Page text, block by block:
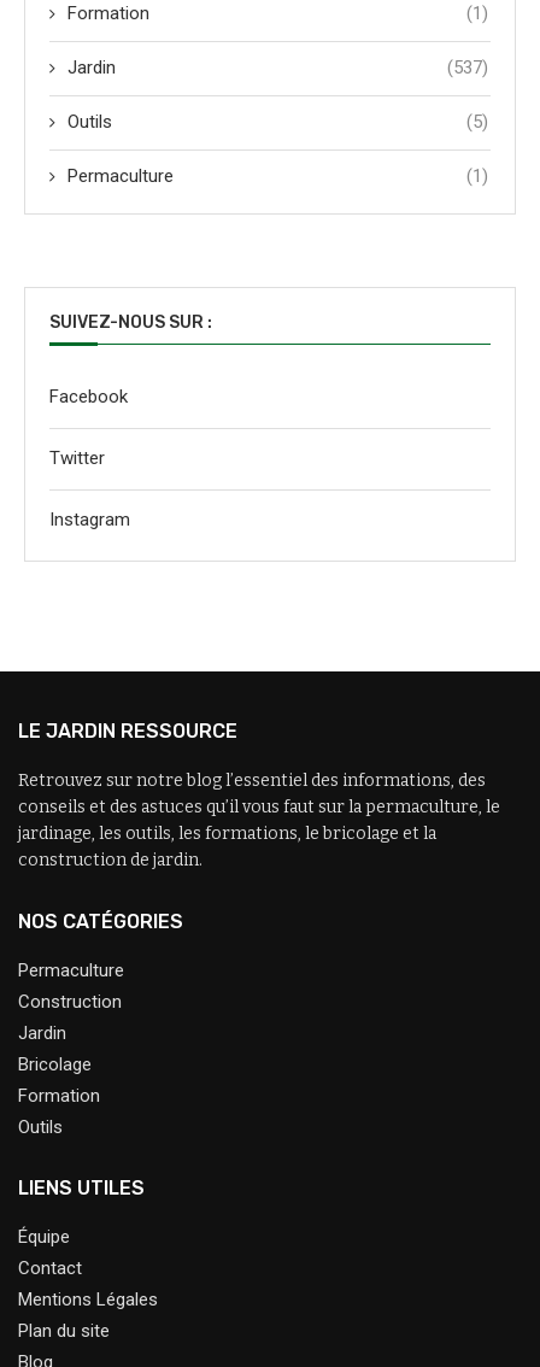
Formation (1)
Jardin (537)
Outils (5)
Permaculture (1)
SUIVEZ-NOUS SUR :
Facebook
Twitter
Instagram
LE JARDIN RESSOURCE
Retrouvez sur notre blog l’essentiel des informations, des
conseils et des astuces qu’il vous faut sur la permaculture, le
jardinage, les outils, les formations, le bricolage et la
construction de jardin.
NOS CATÉGORIES
Permaculture
Construction
Jardin
Bricolage
Formation
Outils
LIENS UTILES
Équipe
Contact
Mentions Légales
Plan du site
Blog